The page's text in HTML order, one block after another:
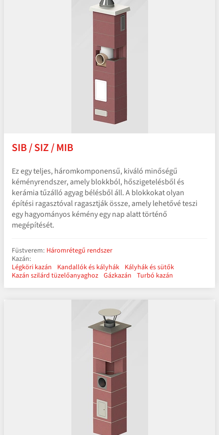
SIB / SIZ / MIB
Ez egy teljes, háromkomponensű, kiváló minőségű
kéményrendszer, amely blokkból, hőszigetelésből és
kerámia tűzálló agyag bélésből áll. A blokkokat olyan
építési ragasztóval ragasztják össze, amely lehetővé teszi
egy hagyományos kémény egy nap alatt történő
megépítését.
Füstverem: Háromrétegű rendszer
Kazán:
Légköri kazán
Kandallók és kályhák Kályhák és sütők
Kazán szilárd tüzelőanyaghoz Gázkazán Turbó kazán